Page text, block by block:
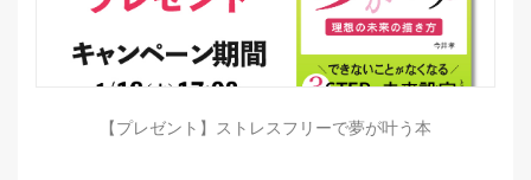
【プレゼント】ストレスフリーで夢が叶う本